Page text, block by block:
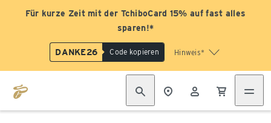
Für kurze Zeit mit der TchiboCard 15% auf fast alles
sparen!*
DANKE26 Code kopieren Hinweis*